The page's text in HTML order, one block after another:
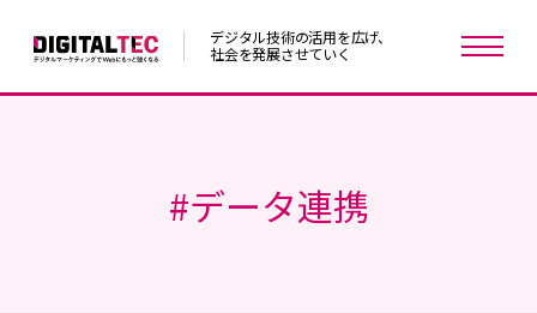
デジタル技術の活用を広げ、
社会を発展させていく
#データ連携